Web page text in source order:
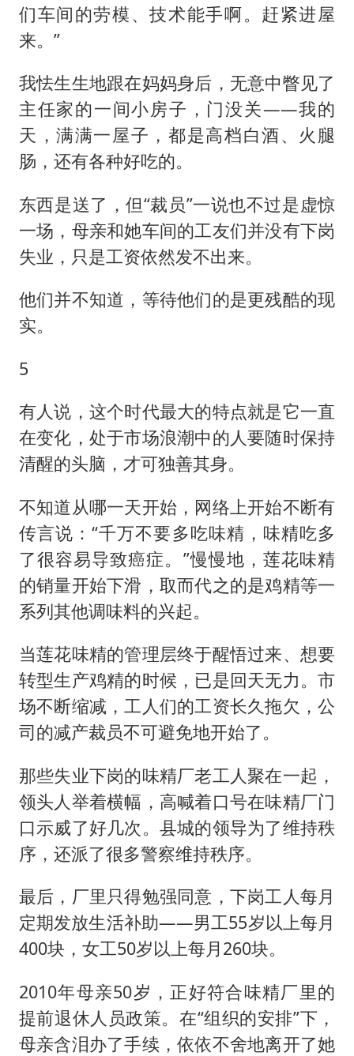
们车间的劳模、技术能手啊。赶紧进屋
来。”
我怯生生地跟在妈妈身后，无意中瞥见了
主任家的一间小房子，门没关——我的
天，满满一屋子，都是高档白酒、火腿
肠，还有各种好吃的。
东西是送了，但“裁员”一说也不过是虚惊
一场，母亲和她车间的工友们并没有下岗
失业，只是工资依然发不出来。
他们并不知道，等待他们的是更残酷的现
实。
5
有人说，这个时代最大的特点就是它一直
在变化，处于市场浪潮中的人要随时保持
清醒的头脑，才可独善其身。
不知道从哪一天开始，网络上开始不断有
传言说：“千万不要多吃味精，味精吃多
了很容易导致癌症。”慢慢地，莲花味精
的销量开始下滑，取而代之的是鸡精等一
系列其他调味料的兴起。
当莲花味精的管理层终于醒悟过来、想要
转型生产鸡精的时候，已是回天无力。市
场不断缩减，工人们的工资长久拖欠，公
司的减产裁员不可避免地开始了。
那些失业下岗的味精厂老工人聚在一起，
领头人举着横幅，高喊着口号在味精厂门
口示威了好几次。县城的领导为了维持秩
序，还派了很多警察维持秩序。
最后，厂里只得勉强同意，下岗工人每月
定期发放生活补助——男工55岁以上每月
400块，女工50岁以上每月260块。
2010年母亲50岁，正好符合味精厂里的
提前退休人员政策。在“组织的安排”下，
母亲含泪办了手续，依依不舍地离开了她